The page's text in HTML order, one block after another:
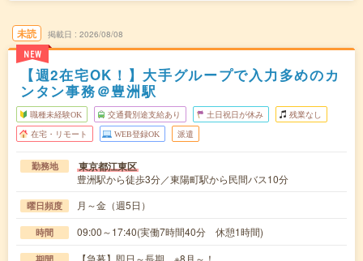
未読
NEW
掲載日 2026/08/08
【週2在宅OK！】大手グループで入力多めのカ
ンタン事務＠豊洲駅
職種未経験OK 交通費別途支給あり 土日祝日が休み 残業なし
在宅・リモート WEB登録OK 派遣
勤務地 東京都江東区
豊洲駅から徒歩3分／東陽町駅から民間バス10分
曜日頻度 月～金（週5日）
時間 09:00～17:40(実働7時間40分 休憩1時間)